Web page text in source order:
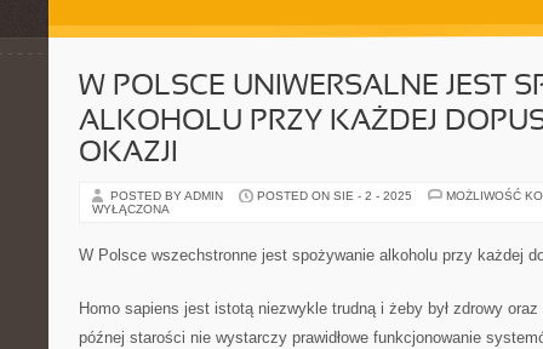
W POLSCE UNIWERSALNE JEST
ALKOHOLU PRZY KAŻDEJ
OKAZJI
POSTED BY ADMIN POSTED ON SIE - 2 - 2025
MOŻLIWOŚĆ
WYŁĄCZONA
W Polsce wszechstronne jest spożywanie alkoholu przy każdej
Homo sapiens jest istotą niezwykle trudną i żeby był zdrowy
późnej starości nie wystarczy prawidłowe funkcjonowanie